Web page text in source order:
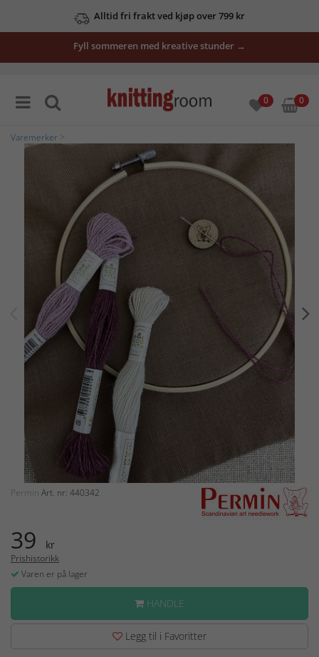
Alltid fri frakt ved kjøp over 799 kr
Fyll sommeren med kreative stunder →
0 0
Varemerker
Permin Art. nr: 440342
39 kr
Prishistorikk
Varen er på lager
HANDLE
Legg til i Favoritter